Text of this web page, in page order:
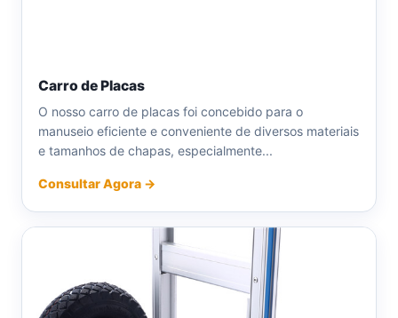
Carro de Placas
O nosso carro de placas foi concebido para o
manuseio eficiente e conveniente de diversos materiais
e tamanhos de chapas, especialmente...
Consultar Agora →